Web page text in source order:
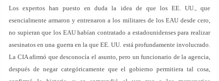
Los expertos han puesto en duda la idea de que los EE. UU., que
esencialmente armaron y entrenaron a los militares de los EAU desde cero,
no supieran que los EAU habían contratado a estadounidenses para realizar
asesinatos en una guerra en la que EE. UU. está profundamente involucrado.
La CIA afirmó que desconocía el asunto, pero un funcionario de la agencia,
después de negar categóricamente que el gobierno permitiera tal cosa,